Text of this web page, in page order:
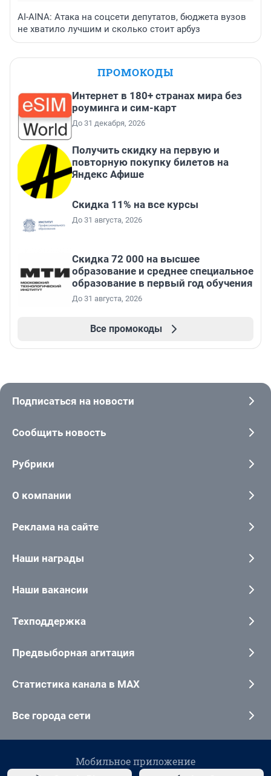
AI-AINA: Атака на соцсети депутатов, бюджета вузов
не хватило лучшим и сколько стоит арбуз
ПРОМОКОДЫ
Интернет в 180+ странах мира без
роуминга и сим-карт
До 31 декабря, 2026
Получить скидку на первую и
повторную покупку билетов на
Яндекс Афише
Скидка 11% на все курсы
До 31 августа, 2026
Скидка 72 000 на высшее
образование и среднее специальное
образование в первый год обучения
До 31 августа, 2026
Все промокоды
Подписаться на новости
Сообщить новость
Рубрики
О компании
Реклама на сайте
Наши награды
Наши вакансии
Техподдержка
Предвыборная агитация
Статистика канала в MAX
Все города сети
Мобильное приложение